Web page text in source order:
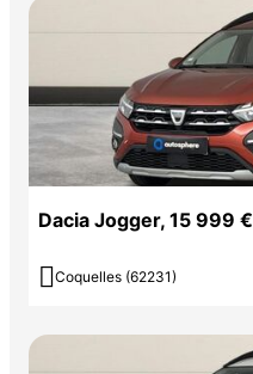
Dacia Jogger, 15 999 €
 Coquelles (62231)